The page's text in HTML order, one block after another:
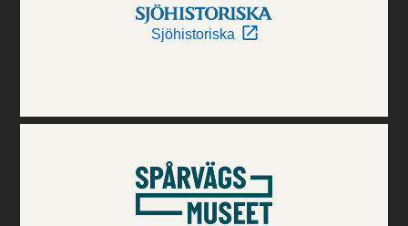
Sjöhistoriska